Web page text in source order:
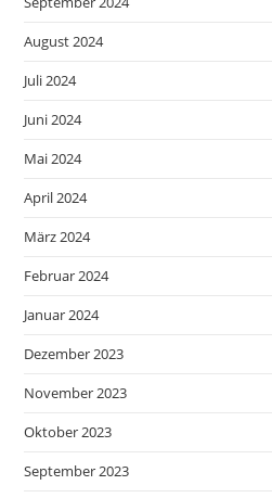
August 2024
Juli 2024
Juni 2024
Mai 2024
April 2024
März 2024
Februar 2024
Januar 2024
Dezember 2023
November 2023
Oktober 2023
September 2023